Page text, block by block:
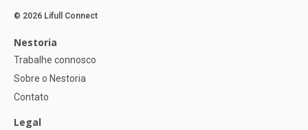
© 2026 Lifull Connect
Nestoria
Trabalhe connosco
Sobre o Nestoria
Contato
Legal